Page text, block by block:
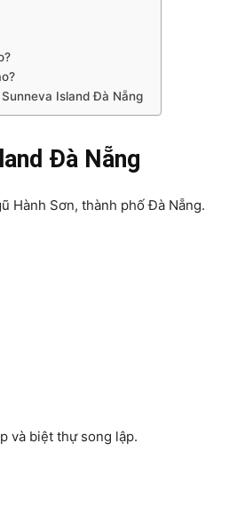
Island Đà Nẵng
Đà Nẵng
Hành Sơn, thành phố Đà Nẵng.
và biệt thự song lập.